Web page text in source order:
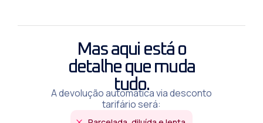
Mas aqui está o
detalhe que muda
tudo.
A devolução automática via desconto
tarifário será: